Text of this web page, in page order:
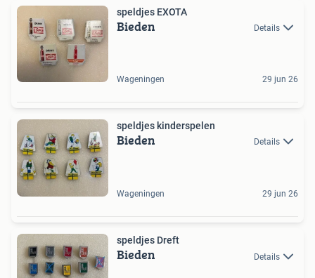
speldjes EXOTA
Bieden Details
Wageningen 29 jun 26
speldjes kinderspelen
Bieden Details
Wageningen 29 jun 26
speldjes Dreft
Bieden Details